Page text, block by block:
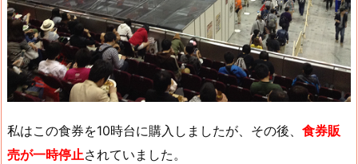
私はこの食券を10時台に購入しましたが、その後、 食券販
売が一時停止されていました。